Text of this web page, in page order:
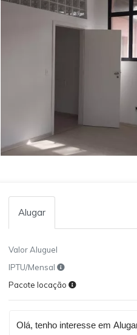
Alugar
Valor Aluguel
IPTU/Mensal
Pacote locação